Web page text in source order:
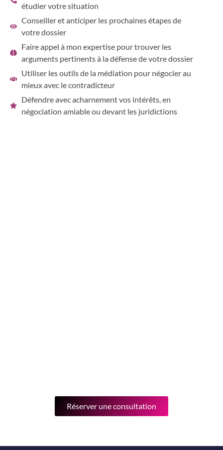
étudier votre situation
Conseiller et anticiper les prochaines étapes de
votre dossier
Faire appel à mon expertise pour trouver les
arguments pertinents à la défense de votre dossier
Utiliser les outils de la médiation pour négocier au
mieux avec le contradicteur
Défendre avec acharnement vos intérêts, en
négociation amiable ou devant les juridictions
Réserver une consultation